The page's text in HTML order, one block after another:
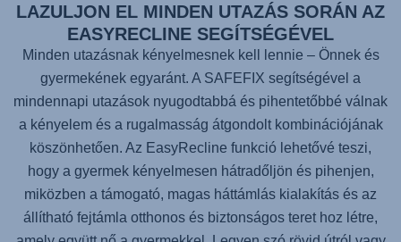
LAZULJON EL MINDEN UTAZÁS SORÁN AZ
EASYRECLINE SEGÍTSÉGÉVEL
Minden utazásnak kényelmesnek kell lennie – Önnek és
gyermekének egyaránt. A SAFEFIX segítségével a
mindennapi utazások nyugodtabbá és pihentetőbbé válnak
a kényelem és a rugalmasság átgondolt kombinációjának
köszönhetően. Az EasyRecline funkció lehetővé teszi,
hogy a gyermek kényelmesen hátradőljön és pihenjen,
miközben a támogató, magas háttámlás kialakítás és az
állítható fejtámla otthonos és biztonságos teret hoz létre,